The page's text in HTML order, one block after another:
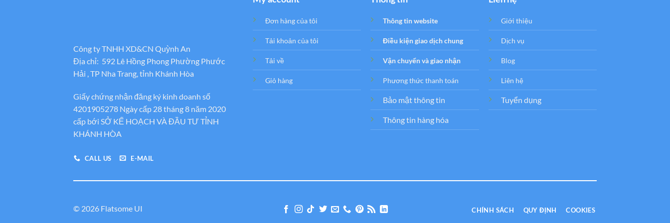
Công ty TNHH XD&CN Quỳnh An
Địa chỉ: 592 Lê Hồng Phong Phường Phước
Hải , TP Nha Trang, tỉnh Khánh Hòa
Giấy chứng nhận đăng ký kinh doanh số
4201905278 Ngày cấp 28 tháng 8 năm 2020
cấp bới SỞ KẾ HOẠCH VÀ ĐẦU TƯ TỈNH
KHÁNH HÒA
CALL US E-MAIL
Đơn hàng của tôi
Tải khoản của tôi
Tải về
Giỏ hàng
Thông tin website
Điều kiện giao dịch chung
Vận chuyển và giao nhận
Phương thức thanh toán
Bảo mật thông tin
Thông tin hàng hóa
Giới thiệu
Dịch vụ
Blog
Liên hệ
Tuyển dụng
© 2026 Flatsome UI CHÍNH SÁCH QUY ĐỊNH COOKIES